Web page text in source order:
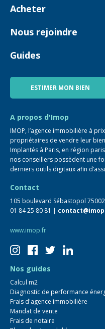
Comment ça marche ?
Acheter
Biens en vente
Nous rejoindre
Devenir Conseiller
Guides
Blog
ESTIMER MON BIEN
A propos d'Imop
IMOP, l’agence immobilière à
propriétaires de vendre leur
Implantés à Paris, en région
nos conseillers possèdent une
derniers outils digitaux afin
Contact
105 boulevard Sébastopol
01 84 25 80 81 |
www.imop.fr
Nos guides
Calcul m2
Diagnostic de performance
Frais d'agence immobilière
Mandat de vente
Frais de notaire